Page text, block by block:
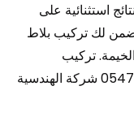
استثنائية على
لك تركيب بلاط
تركيب
سيراميك جدران في رأس الخيمة 0547971907 شركة الهندسية